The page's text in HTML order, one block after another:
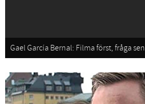
Gael García Bernal: Filma först, fråga sen